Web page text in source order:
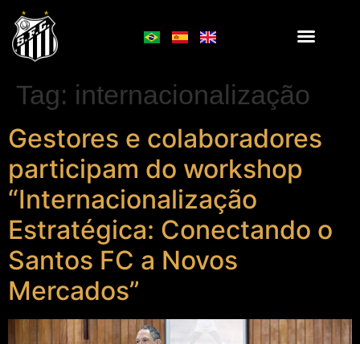
Tag: internacionalização
Gestores e colaboradores
participam do workshop
“Internacionalização
Estratégica: Conectando o
Santos FC a Novos
Mercados”